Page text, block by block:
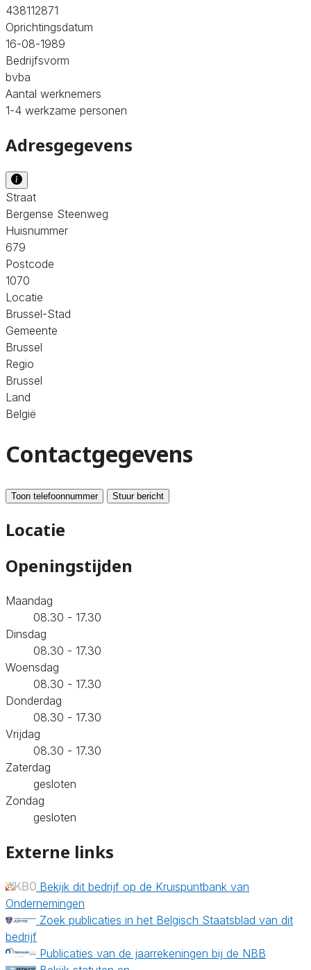
438112871
Oprichtingsdatum
16-08-1989
Bedrijfsvorm
bvba
Aantal werknemers
1-4 werkzame personen
Adresgegevens
Straat
Bergense Steenweg
Huisnummer
679
Postcode
1070
Locatie
Brussel-Stad
Gemeente
Brussel
Regio
Brussel
Land
België
Contactgegevens
Toon telefoonnummer Stuur bericht
Locatie
Openingstijden
Maandag
08.30 - 17.30
Dinsdag
08.30 - 17.30
Woensdag
08.30 - 17.30
Donderdag
08.30 - 17.30
Vrijdag
08.30 - 17.30
Zaterdag
gesloten
Zondag
gesloten
Externe links
Bekijk dit bedrijf op de Kruispuntbank van
Ondernemingen
Zoek publicaties in het Belgisch Staatsblad van dit
bedrijf
Publicaties van de jaarrekeningen bij de NBB